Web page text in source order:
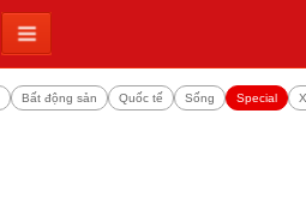
Bất động sản Quốc tế Sống Special